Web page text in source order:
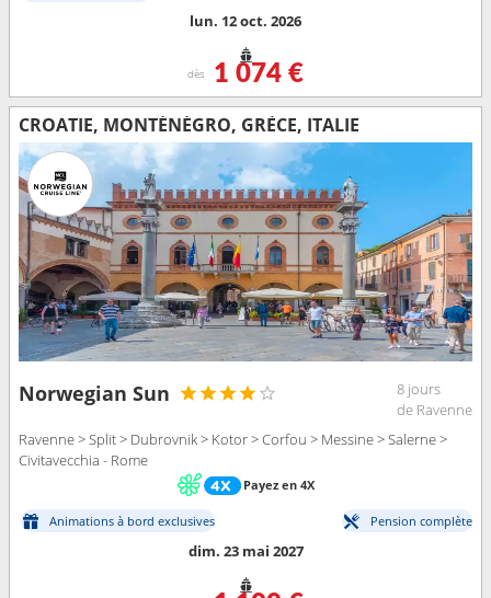
lun. 12 oct. 2026
dès 1 074 €
CROATIE, MONTÉNÉGRO, GRÈCE, ITALIE
Norwegian Sun
8 jours
de Ravenne
Ravenne > Split > Dubrovnik > Kotor > Corfou > Messine > Salerne >
Civitavecchia - Rome
Payez en 4X
Animations à bord exclusives Pension complète
dim. 23 mai 2027